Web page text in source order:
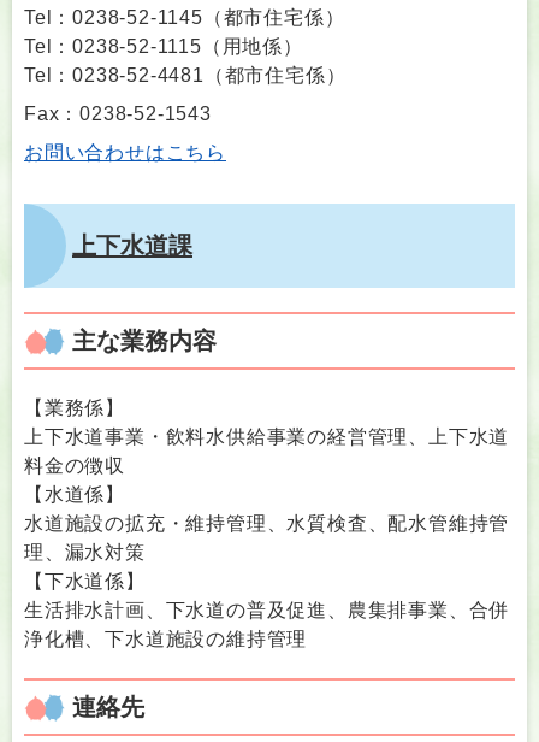
Tel：0238-52-1145 （都市住宅係）
Tel：0238-52-1115 （ 用地係）
Tel：0238-52-4481
（都市住宅係）
Fax：0238-52-1543
お問い合わせはこちら
上下水道課
主な業務内容
【業務係】
上下水道事業・飲料水供給事業の経営管理、上下水道
料金の徴収
【水道係】
水道施設の拡充・維持管理、水質検査、配水管維持管
理、漏水対策
【下水道係】
生活排水計画、下水道の普及促進、農集排事業、合併
浄化槽、下水道施設の維持管理
連絡先